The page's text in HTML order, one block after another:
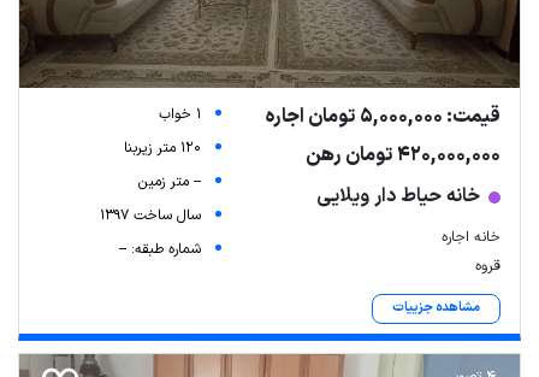
قیمت: 5,000,000 تومان اجاره
420,000,000 تومان رهن
خانه حیاط دار ویلایی
خانه اجاره
قروه
مشاهده جزییات
1 خواب
120 متر زیربنا
-- متر زمین
سال ساخت 1397
شماره طبقه: --